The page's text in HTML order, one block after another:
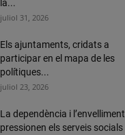
la...
juliol 31, 2026
Els ajuntaments, cridats a
participar en el mapa de les
polítiques...
juliol 23, 2026
La dependència i l’envelliment
pressionen els serveis socials